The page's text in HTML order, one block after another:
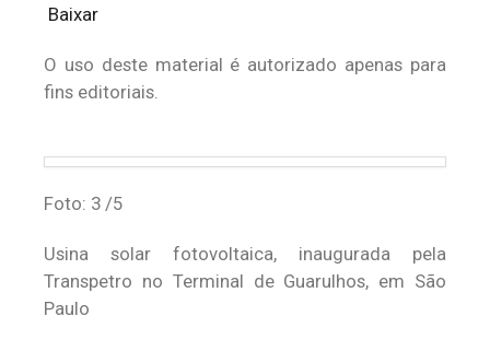
Baixar
O uso deste material é autorizado apenas para
fins editoriais.
Foto: 3 /5
Usina solar fotovoltaica, inaugurada pela
Transpetro no Terminal de Guarulhos, em São
Paulo